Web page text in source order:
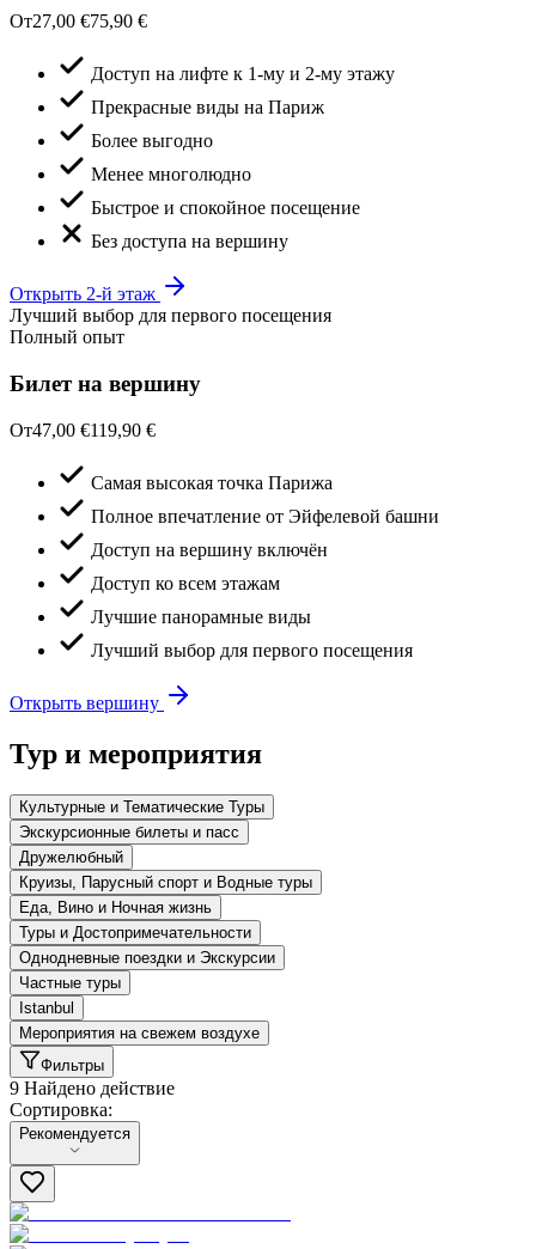
От27,00 €75,90 €
Доступ на лифте к 1-му и 2-му этажу
Прекрасные виды на Париж
Более выгодно
Менее многолюдно
Быстрое и спокойное посещение
Без доступа на вершину
Открыть 2-й этаж
Лучший выбор для первого посещения
Полный опыт
Билет на вершину
От47,00 €119,90 €
Самая высокая точка Парижа
Полное впечатление от Эйфелевой башни
Доступ на вершину включён
Доступ ко всем этажам
Лучшие панорамные виды
Лучший выбор для первого посещения
Открыть вершину
Тур и мероприятия
Культурные и Тематические Туры
Экскурсионные билеты и пасс
Дружелюбный
Круизы, Парусный спорт и Водные туры
Еда, Вино и Ночная жизнь
Туры и Достопримечательности
Однодневные поездки и Экскурсии
Частные туры
Istanbul
Мероприятия на свежем воздухе
Фильтры
9 Найдено действие
Сортировка:
Сортировка:
Рекомендуется